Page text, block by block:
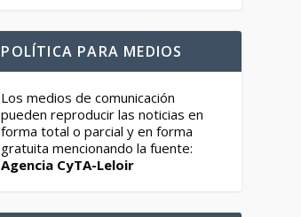
POLÍTICA PARA MEDIOS
Los medios de comunicación
pueden reproducir las noticias en
forma total o parcial y en forma
gratuita mencionando la fuente:
Agencia CyTA-Leloir